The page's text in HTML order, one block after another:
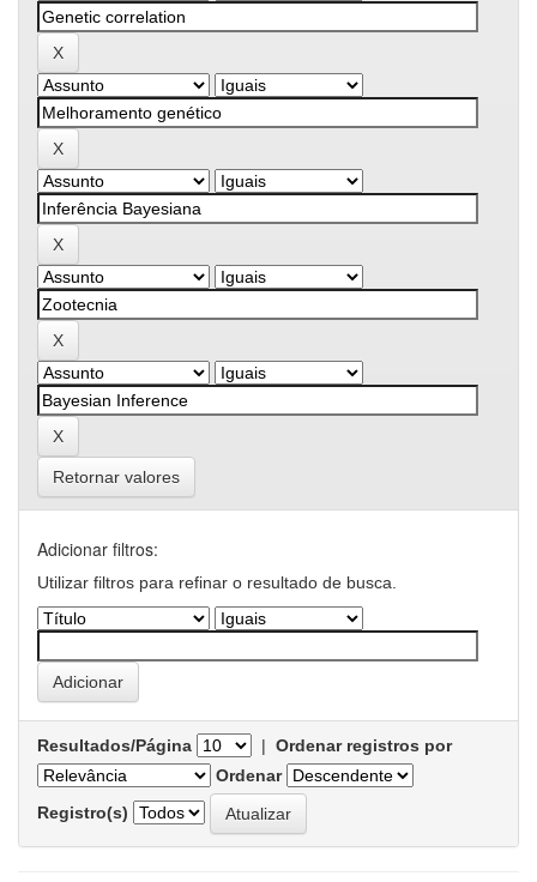
Retornar valores
Adicionar filtros:
Utilizar filtros para refinar o resultado de busca.
Resultados/Página | Ordenar registros por
Ordenar
Registro(s)